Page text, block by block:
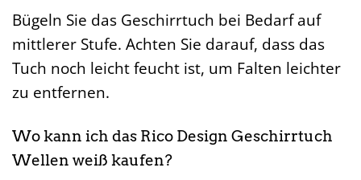
Bügeln Sie das Geschirrtuch bei Bedarf auf
mittlerer Stufe. Achten Sie darauf, dass das
Tuch noch leicht feucht ist, um Falten leichter
zu entfernen.
Wo kann ich das Rico Design Geschirrtuch
Wellen weiß kaufen?